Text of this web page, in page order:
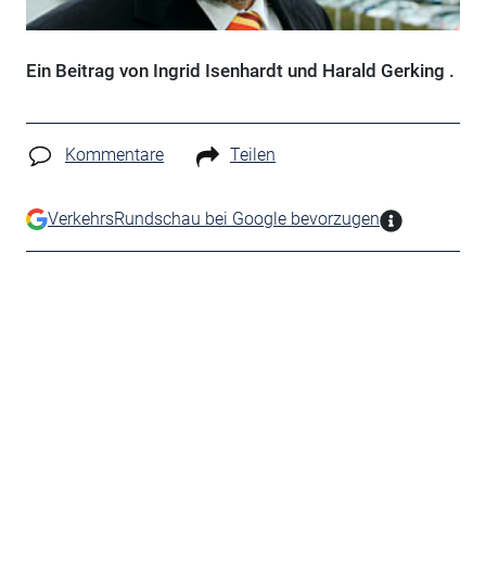
Ein Beitrag von Ingrid Isenhardt und Harald Gerking .
Kommentare Teilen
VerkehrsRundschau bei Google bevorzugen